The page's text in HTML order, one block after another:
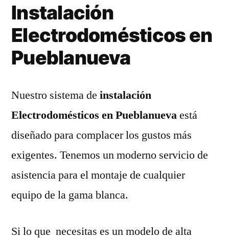
Instalación
Electrodomésticos en
Pueblanueva
Nuestro sistema de instalación
Electrodomésticos en Pueblanuevaestá
diseñado para complacer los gustos más
exigentes. Tenemos un moderno servicio de
asistencia para el montaje de cualquier
equipo de la gama blanca.
Si lo que necesitas es un modelo de alta